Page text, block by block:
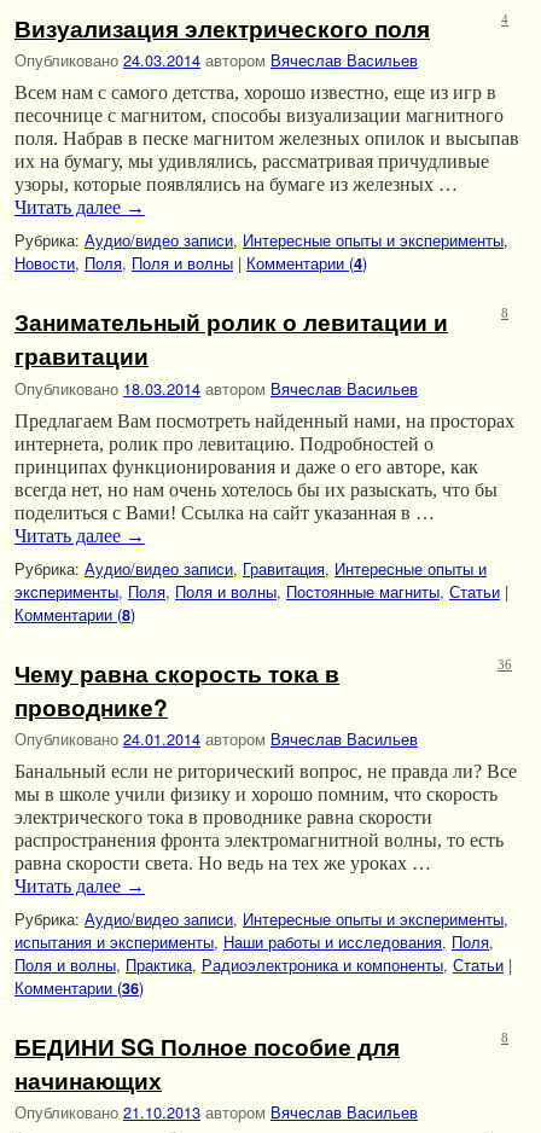
Визуализация электрического поля
Опубликовано 24.03.2014 автором Вячеслав Васильев
4
Всем нам с самого детства, хорошо известно, еще из игр в
песочнице с магнитом, способы визуализации магнитного
поля. Набрав в песке магнитом железных опилок и высыпав
их на бумагу, мы удивлялись, рассматривая причудливые
узоры, которые появлялись на бумаге из железных …
Читать далее →
Рубрика: Аудио/видео записи, Интересные опыты и эксперименты,
Новости, Поля, Поля и волны | Комментарии (4)
Занимательный ролик о левитации и
гравитации
Опубликовано 18.03.2014 автором Вячеслав Васильев
8
Предлагаем Вам посмотреть найденный нами, на просторах
интернета, ролик про левитацию. Подробностей о
принципах функционирования и даже о его авторе, как
всегда нет, но нам очень хотелось бы их разыскать, что бы
поделиться с Вами! Ссылка на сайт указанная в …
Читать далее →
Рубрика: Аудио/видео записи, Гравитация, Интересные опыты и
эксперименты, Поля, Поля и волны, Постоянные магниты, Статьи |
Комментарии (8)
Чему равна скорость тока в
проводнике?
Опубликовано 24.01.2014 автором Вячеслав Васильев
36
Банальный если не риторический вопрос, не правда ли? Все
мы в школе учили физику и хорошо помним, что скорость
электрического тока в проводнике равна скорости
распространения фронта электромагнитной волны, то есть
равна скорости света. Но ведь на тех же уроках …
Читать далее →
Рубрика: Аудио/видео записи, Интересные опыты и эксперименты,
испытания и эксперименты, Наши работы и исследования, Поля,
Поля и волны, Практика, Радиоэлектроника и компоненты, Статьи |
Комментарии (36)
БЕДИНИ SG Полное пособие для
начинающих
Опубликовано 21.10.2013 автором Вячеслав Васильев
8